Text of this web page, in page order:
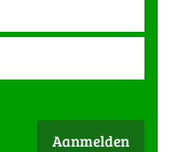
Aanmelden